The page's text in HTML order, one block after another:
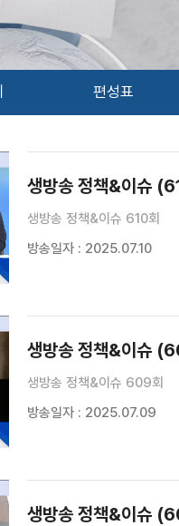
편성표
생방송 정책&이슈
생방송 정책&이슈 610회
방송일자 : 2025.07.10
생방송 정책&이슈
생방송 정책&이슈 609회
방송일자 : 2025.07.09
생방송 정책&이슈